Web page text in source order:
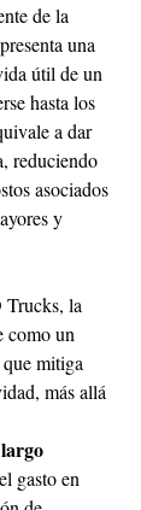
de la
una
útil de un
hasta los
a dar
reduciendo
asociados
y
Trucks, la
como un
mitiga
más allá
gasto en